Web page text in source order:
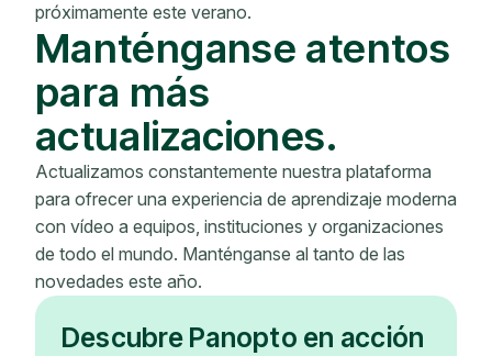
próximamente este verano.
Manténganse atentos
para más
actualizaciones.
Actualizamos constantemente nuestra plataforma
para ofrecer una experiencia de aprendizaje moderna
con vídeo a equipos, instituciones y organizaciones
de todo el mundo. Manténganse al tanto de las
novedades este año.
Descubre Panopto en acción